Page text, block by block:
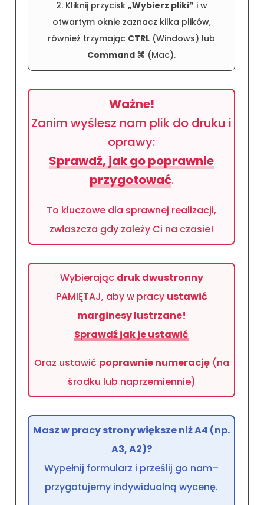
1. Zaznacz wszystkie potrzebne pliki na
swoim komputerze (przytrzymajCTRLna
Windows lubCommand ⌘na Mac), a
następnie przeciągnij je do pola
pliki”.
2. Kliknij przycisk „Wybierz pliki”
również trzymającCTRL (Windows) lub
Command ⌘ (Mac).
Zanim wyślesz nam plik do druku i
oprawy:
przygotować.
To kluczowe dla sprawnej realizacji,
zwłaszcza gdy zależy Ci na czasie!
Wybierającdruk dwustronny
PAMIĘTAJ, aby w pracyustawić
Sprawdź jak je ustawić
poprawnie numerację
środku lub naprzemiennie)